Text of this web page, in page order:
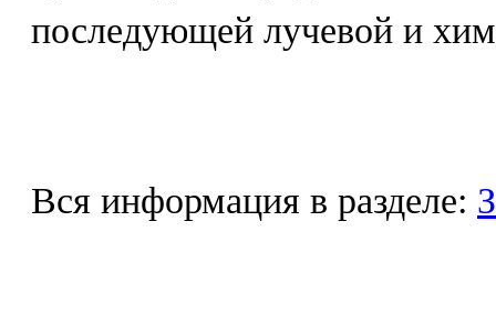
последующей лучевой и
Вся информация в разделе: